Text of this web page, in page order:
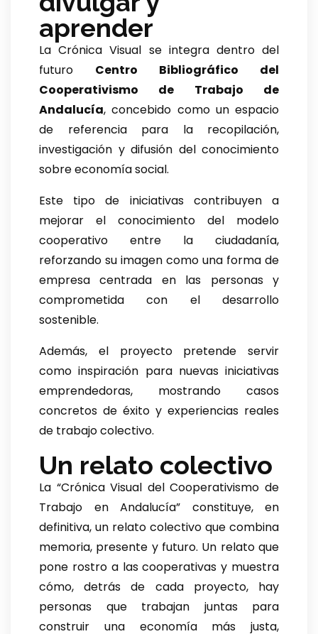
aprender
La Crónica Visual se integra dentro del
futuro Centro Bibliográfico del
Cooperativismo de Trabajo de
Andalucía, concebido como un espacio
de referencia para la recopilación,
investigación y difusión del conocimiento
sobre economía social.
Este tipo de iniciativas contribuyen a
mejorar el conocimiento del modelo
cooperativo entre la ciudadanía,
reforzando su imagen como una forma de
empresa centrada en las personas y
comprometida con el desarrollo
sostenible.
Además, el proyecto pretende servir
como inspiración para nuevas iniciativas
emprendedoras, mostrando casos
concretos de éxito y experiencias reales
de trabajo colectivo.
Un relato colectivo
La “Crónica Visual del Cooperativismo de
Trabajo en Andalucía” constituye, en
definitiva, un relato colectivo que combina
memoria, presente y futuro. Un relato que
pone rostro a las cooperativas y muestra
cómo, detrás de cada proyecto, hay
personas que trabajan juntas para
construir una economía más justa,